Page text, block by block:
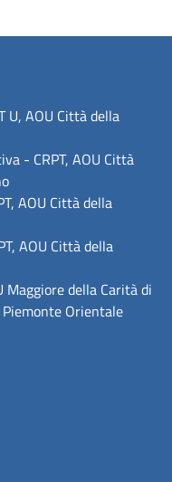
U, AOU Città della
- CRPT, AOU Città
AOU Città della
AOU Città della
Maggiore della Carità di
Orientale